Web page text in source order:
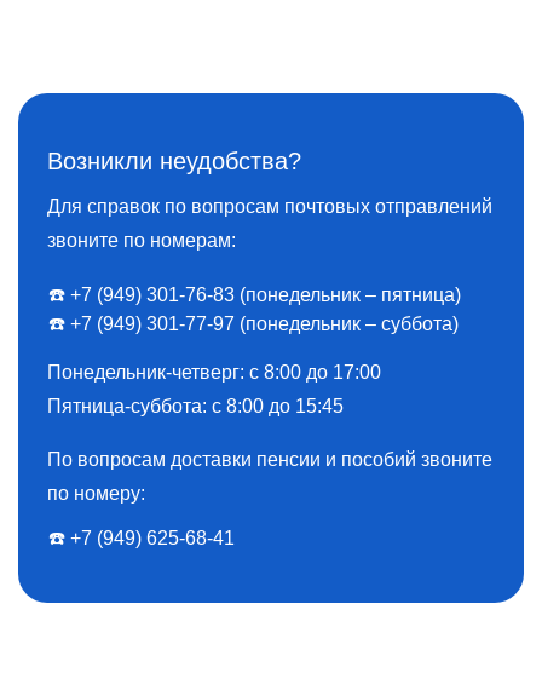
3) Выплата
Пребывание
следственном
Начальник
Прохождение
вооруженных
формированиях
ДНР или Луганской
Народной
Пребывание
другом учреждении
Начальник
части,
или
Возникли неудобства?
Для справок по вопросам почтовых отправлений
звоните по номерам:
☎️ +7 (949) 301-76-83 (понедельник – пятница)
☎️ +7 (949) 301-77-97 (понедельник – суббота)
Понедельник-четверг: с 8:00 до 17:00
Пятница-суббота: с 8:00 до 15:45
По вопросам доставки пенсии и пособий звоните
по номеру:
☎️ ️+7 (949) 625-68-41